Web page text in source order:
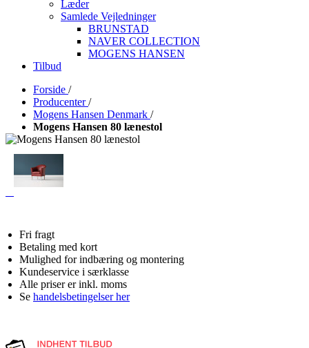
Læder
Samlede Vejledninger
BRUNSTAD
NAVER COLLECTION
MOGENS HANSEN
Tilbud
Forside /
Producenter /
Mogens Hansen Denmark /
Mogens Hansen 80 lænestol
Fri fragt
Betaling med kort
Mulighed for indbæring og montering
Kundeservice i særklasse
Alle priser er inkl. moms
Se handelsbetingelser her